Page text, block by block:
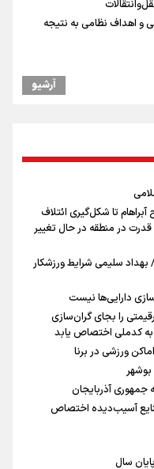
و اهداف نظامی به نتیجه
را با بمب اتم کشتند بدون
امن هستیم
مرکز فارس برگزار شد
آرشیو
تا شکل‌گیری ائتلاف
قدرت در منطقه در حال تغییر
سلیمی شرایط ورزشکار
دارایی‌ها نیست
را بجای گران‌سازی
به کدملی اختصاص یابد
ورزشی در برنا
جمهوری آذربایجان
صنایع آسیب‌دیده اختصاص